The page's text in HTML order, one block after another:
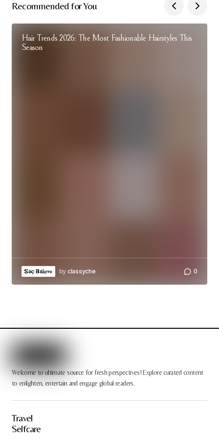
Recommended for You
Hair Trends 2026: The Most Fashionable Hairstyles This
Season
Saç Bakımı by classyche 0
Welcome to ultimate source for fresh perspectives! Explore curated content
to enlighten, entertain and engage global readers.
Travel
Selfcare